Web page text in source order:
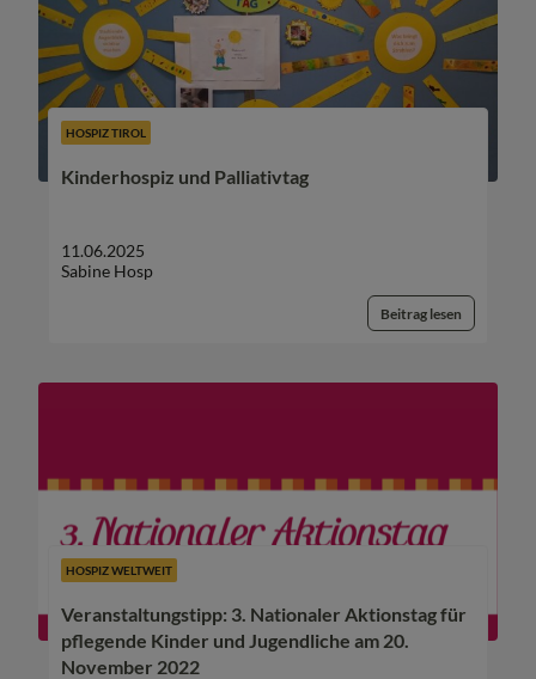
HOSPIZ TIROL
Kinderhospiz und Palliativtag
11.06.2025
Sabine Hosp
Beitrag lesen
HOSPIZ WELTWEIT
Veranstaltungstipp: 3. Nationaler Aktionstag für
pflegende Kinder und Jugendliche am 20.
November 2022